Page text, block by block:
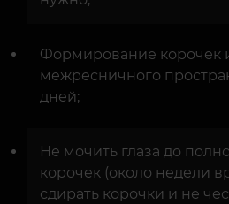
Формирование корочек
межресничного
дней;
Не мочить глаза до
корочек (около недели
сдирать корочки и не